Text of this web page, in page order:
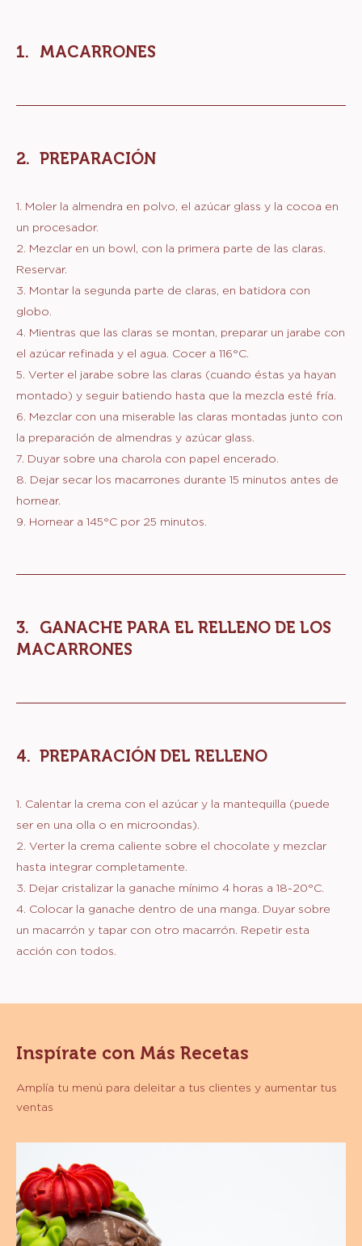
MACARRONES
PREPARACIÓN
1. Moler la almendra en polvo, el azúcar glass y la cocoa en
un procesador.
2. Mezclar en un bowl, con la primera parte de las claras.
Reservar.
3. Montar la segunda parte de claras, en batidora con
globo.
4. Mientras que las claras se montan, preparar un jarabe con
el azúcar refinada y el agua. Cocer a 116°C.
5. Verter el jarabe sobre las claras (cuando éstas ya hayan
montado) y seguir batiendo hasta que la mezcla esté fría.
6. Mezclar con una miserable las claras montadas junto con
la preparación de almendras y azúcar glass.
7. Duyar sobre una charola con papel encerado.
8. Dejar secar los macarrones durante 15 minutos antes de
hornear.
9. Hornear a 145°C por 25 minutos.
GANACHE PARA EL RELLENO DE LOS
MACARRONES
PREPARACIÓN DEL RELLENO
1. Calentar la crema con el azúcar y la mantequilla (puede
ser en una olla o en microondas).
2. Verter la crema caliente sobre el chocolate y mezclar
hasta integrar completamente.
3. Dejar cristalizar la ganache mínimo 4 horas a 18-20°C.
4. Colocar la ganache dentro de una manga. Duyar sobre
un macarrón y tapar con otro macarrón. Repetir esta
acción con todos.
Inspírate con Más Recetas
Amplía tu menú para deleitar a tus clientes y aumentar tus
ventas
de
Chocolate